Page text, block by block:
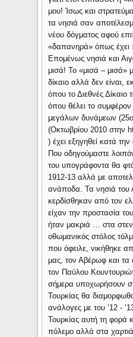
μου! Ίσως και
τα νησιά σαν
νέου δόγματος αφού
«δαπανηρά» όπως έχει
Επομένως νησιά και
μισά! Το «μισά – μισά»
δίκαιο αλλά δεν είναι,
όπου το Διεθνές Δίκαιο
όπου θέλει το συμφέρον
μεγάλων δυνάμεων
(Οκτωβρίου 2010 στην
) έχει εξηγηθεί κατά
Που οδηγούμαστε
του υπογράφοντα θα
1912-13 αλλά με
ανάποδα. Τα νησιά του
κερδίσθηκαν από τον
είχαν την προστασία
ήταν μακριά … στα
οθωμανικός στόλος
που όφειλε, νικήθηκε
μας, τον Αβέρωφ και
τον Παύλου
σήμερα υποχωρήσουν
Τουρκίας θα
ανάλογες με του ’12 -
Τουρκίας αυτή τη φορά
πόλεμο αλλά στα